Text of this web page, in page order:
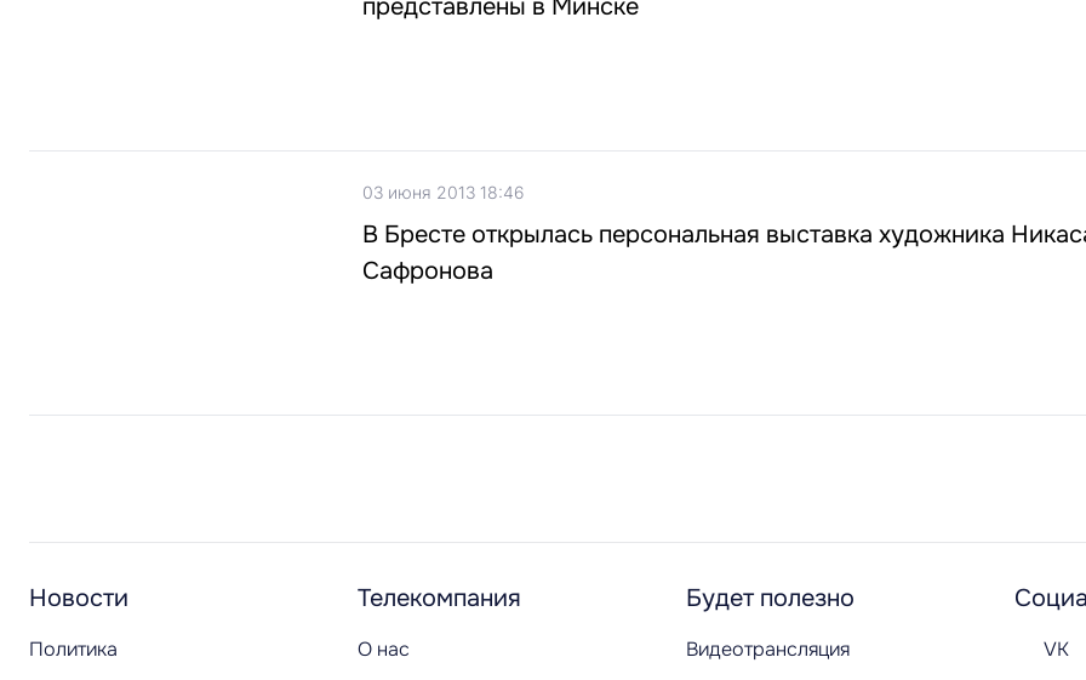
представлены в Минске
03 июня 2013 18:46
В Бресте открылась персональная выставка художника
Сафронова
Новости
Политика
Телекомпания
О нас
Будет полезно
Видеотрансляция
VK